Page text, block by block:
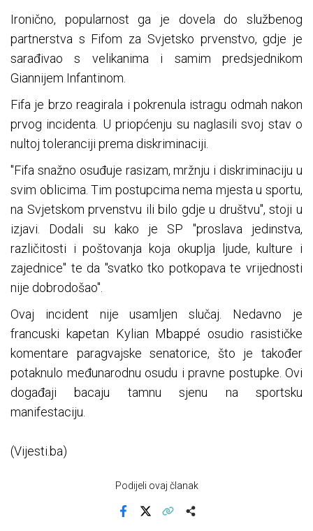
Ironično, popularnost ga je dovela do službenog
partnerstva s Fifom za Svjetsko prvenstvo, gdje je
sarađivao s velikanima i samim predsjednikom
Giannijem Infantinom.
Fifa je brzo reagirala i pokrenula istragu odmah nakon
prvog incidenta. U priopćenju su naglasili svoj stav o
nultoj toleranciji prema diskriminaciji.
"Fifa snažno osuđuje rasizam, mržnju i diskriminaciju u
svim oblicima. Tim postupcima nema mjesta u sportu,
na Svjetskom prvenstvu ili bilo gdje u društvu", stoji u
izjavi. Dodali su kako je SP "proslava jedinstva,
različitosti i poštovanja koja okuplja ljude, kulture i
zajednice" te da "svatko tko potkopava te vrijednosti
nije dobrodošao".
Ovaj incident nije usamljen slučaj. Nedavno je
francuski kapetan Kylian Mbappé osudio rasističke
komentare paragvajske senatorice, što je također
potaknulo međunarodnu osudu i pravne postupke. Ovi
događaji bacaju tamnu sjenu na sportsku
manifestaciju.
(Vijesti.ba)
Podijeli ovaj članak